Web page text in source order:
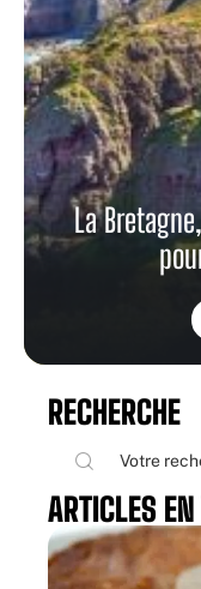
La
RECHERCHE
ARTICLES EN